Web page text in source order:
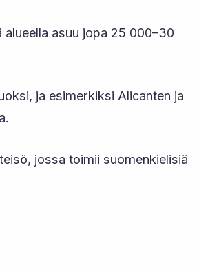
asuu jopa 25 000–30
ja esimerkiksi Alicanten ja
jossa toimii suomenkielisiä